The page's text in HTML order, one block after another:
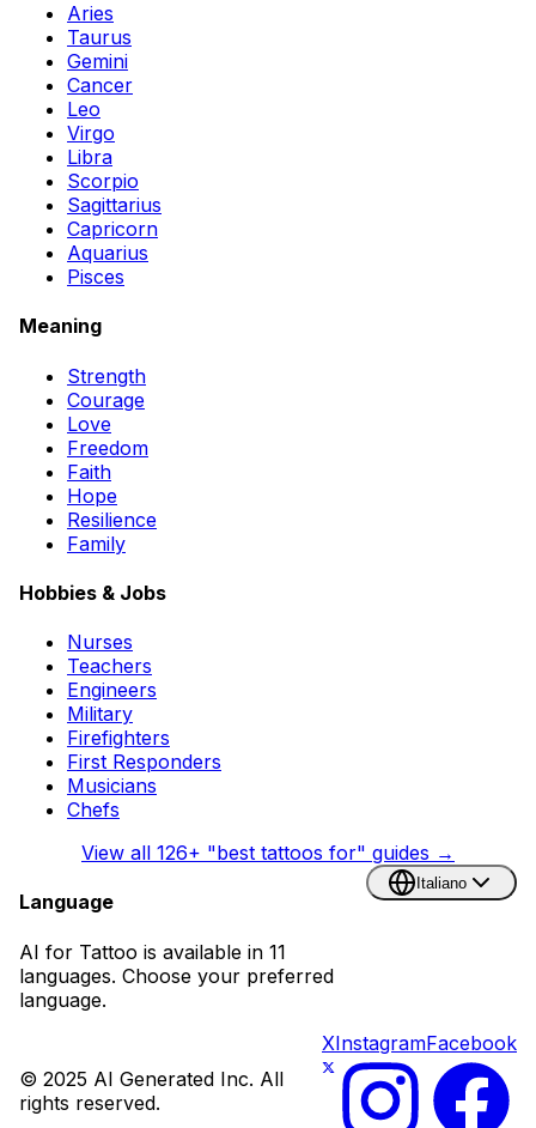
Aries
Taurus
Gemini
Cancer
Leo
Virgo
Libra
Scorpio
Sagittarius
Capricorn
Aquarius
Pisces
Meaning
Strength
Courage
Love
Freedom
Faith
Hope
Resilience
Family
Hobbies & Jobs
Nurses
Teachers
Engineers
Military
Firefighters
First Responders
Musicians
Chefs
View all 126+ "best tattoos for" guides →
Language
AI for Tattoo is available in 11
languages. Choose your preferred
language.
Italiano
© 2025 AI Generated Inc. All
rights reserved.
XInstagramFacebook